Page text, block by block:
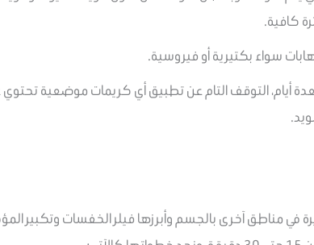
كافية.
سواء بكتيرية أو فيروسية.
أيام، التوقف التام عن تطبيق أي كريمات موضعية تحتوي
في مناطق آخرى بالجسم وأبرزها فيلر الخفسات وتكبير